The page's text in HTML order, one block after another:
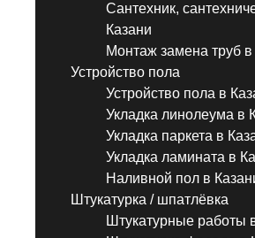
Сантехник,
Казани
Монтаж замена труб в
Устройство пола
Устройство пола в
Укладка линолеума в
Укладка паркета в
Укладка ламината в
Наливной пол в
Штукатурка / шпатлёвка
Штукатурные работы